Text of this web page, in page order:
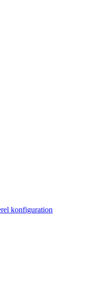
konfiguration